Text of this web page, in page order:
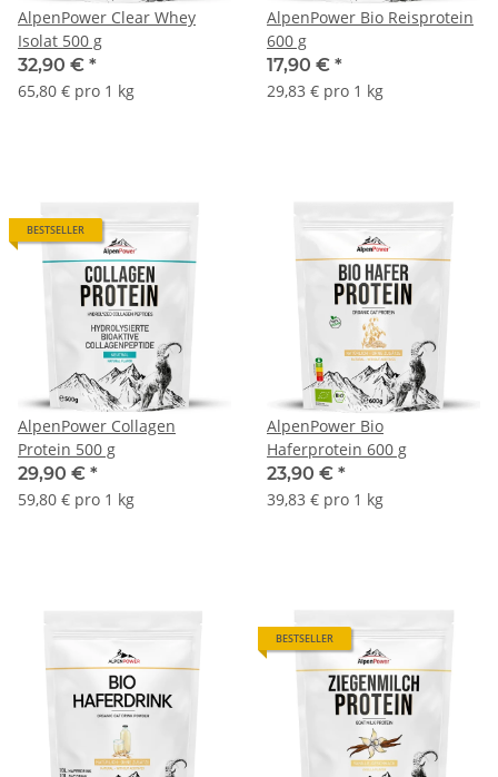
AlpenPower Clear Whey
Isolat 500 g
32,90 € *
65,80 € pro 1 kg
AlpenPower Bio Reisprotein
600 g
17,90 € *
29,83 € pro 1 kg
BESTSELLER
AlpenPower Collagen
Protein 500 g
29,90 € *
59,80 € pro 1 kg
AlpenPower Bio
Haferprotein 600 g
23,90 € *
39,83 € pro 1 kg
BESTSELLER